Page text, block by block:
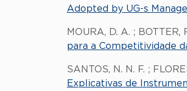
Adopted by UG-s
MOURA, D. A. ; BOTTER,
para a Competitividade
SANTOS, N. N. F. ;
Explicativas de